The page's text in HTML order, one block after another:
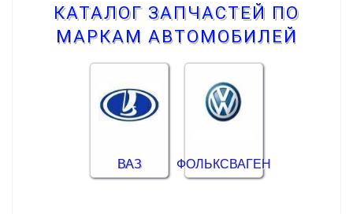
КАТАЛОГ ЗАПЧАСТЕЙ ПО
МАРКАМ АВТОМОБИЛЕЙ
ВАЗ ФОЛЬКСВАГЕН